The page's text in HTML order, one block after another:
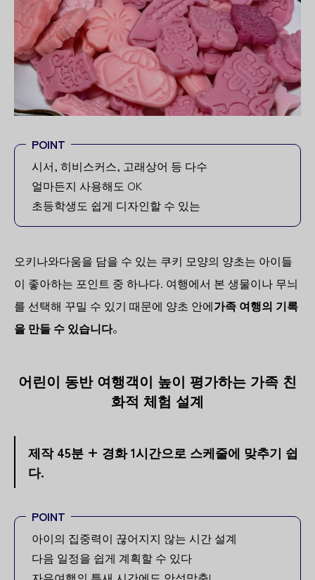
POINT
시서, 히비스커스, 고래상어 등 다수
얼마든지 사용해도 OK
초등학생도 쉽게 디자인할 수 있는
오키나와다움을 담을 수 있는 쿠키 모양의 양초는 아이들
이 좋아하는 포인트 중 하나다. 여행에서 본 생물이나 무늬
를 선택해 꾸밀 수 있기 때문에 양초 안에가족 여행의 기록
을 만들 수 있습니다。
어린이 동반 여행객이 높이 평가하는 가족 친
화적 체험 설계
제작 45분 + 경화 1시간으로 스케줄에 맞추기 쉽
다.
POINT
아이의 집중력이 끊어지지 않는 시간 설계
다음 일정을 쉽게 계획할 수 있다